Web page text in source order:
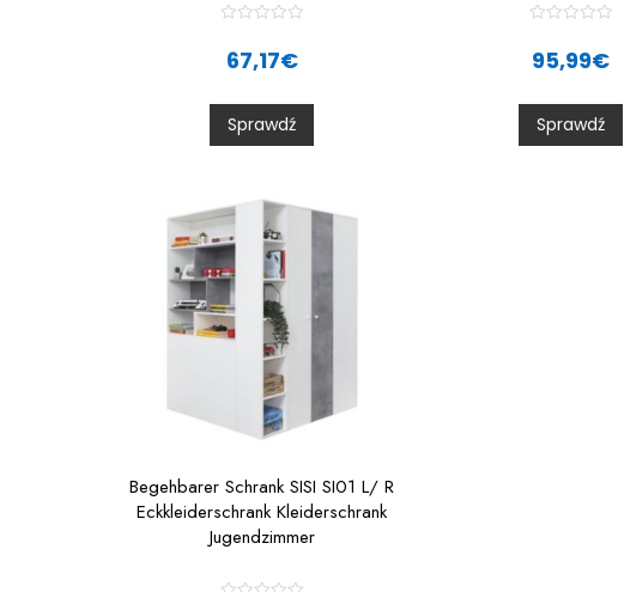
0
o
u
t
67,17€
Sprawdź
t
0
o
u
t
95,99€
Sprawdź
Begehbarer Schrank SISI SI01 L/ R
Eckkleiderschrank Kleiderschrank
Jugendzimmer